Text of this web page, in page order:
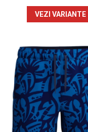
VEZI VARIANTE